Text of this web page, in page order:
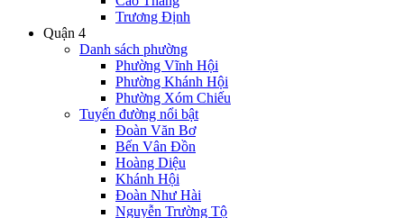
Trương Định
Quận 4
Danh sách phường
Phường Vĩnh Hội
Phường Khánh Hội
Phường Xóm Chiếu
Tuyến đường nổi bật
Đoàn Văn Bơ
Bến Vân Đồn
Hoàng Diệu
Khánh Hội
Đoàn Như Hài
Nguyễn Trường Tộ